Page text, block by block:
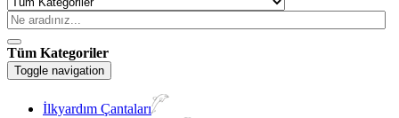
Tüm Kategoriler
Toggle navigation
İlkyardım Çantaları